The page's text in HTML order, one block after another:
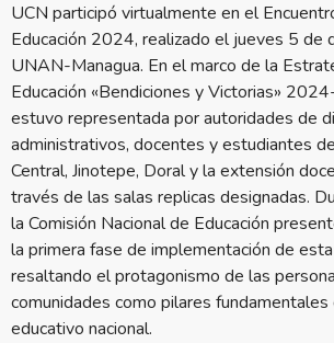
UCN participó virtualmente en el
Educación 2024, realizado el jueves 5 de
UNAN-Managua. En el marco de la
Educación «Bendiciones y Victorias»
estuvo representada por autoridades de
administrativos, docentes y estudiantes
Central, Jinotepe, Doral y la extensión
través de las salas replicas designadas.
la Comisión Nacional de Educación
la primera fase de implementación de
resaltando el protagonismo de las
comunidades como pilares
educativo nacional.